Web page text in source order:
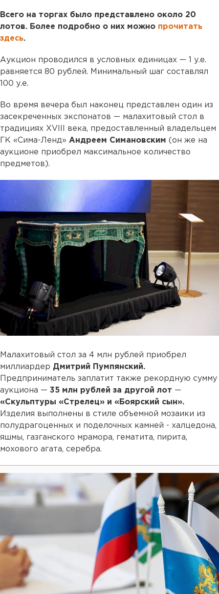
Всего на торгах было представлено около 20
лотов. Более подробно о них можно прочитать
здесь.
Аукцион проводился в условных единицах — 1 у.е.
равняется 80 рублей. Минимальный шаг составлял
100 у.е.
Во время вечера был наконец представлен один из
засекреченных экспонатов — малахитовый стол в
традициях XVIII века, предоставленный владельцем
ГК «Сима-Ленд» Андреем Симановским (он же на
аукционе приобрел максимальное количество
предметов).
Малахитовый стол за 4 млн рублей приобрел
миллиардер Дмитрий Пумпянский.
Предприниматель заплатит также рекордную сумму
аукциона — 35 млн рублей за другой лот —
«Скульптуры «Стрелец» и «Боярский сын».
Изделия выполнены в стиле объемной мозаики из
полудрагоценных и поделочных камней - халцедона,
яшмы, газганского мрамора, гематита, пирита,
мохового агата, серебра.